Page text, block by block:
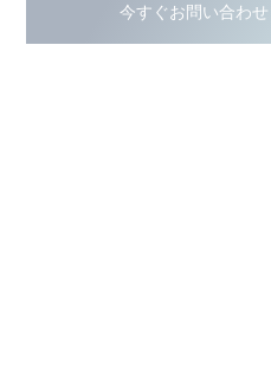
今すぐお問い合わせ